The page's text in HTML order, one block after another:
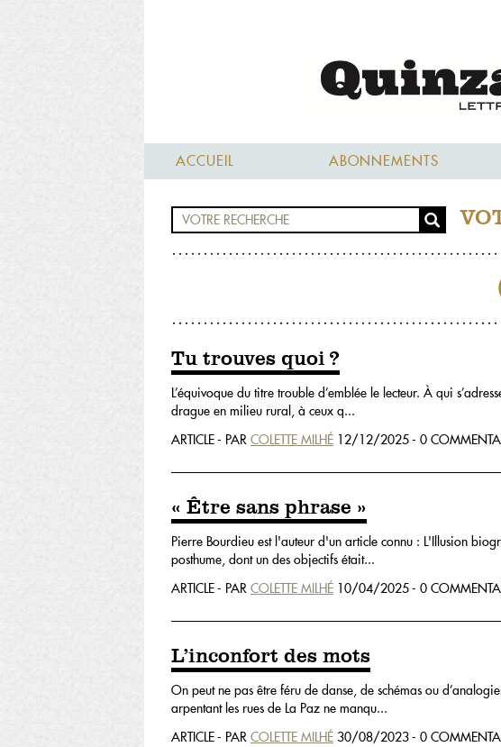
ACCUEIL ABONNEMENTS
Tu trouves quoi ?
L’équivoque du titre trouble d’emblée le lecteur. À qui
drague en milieu rural, à ceux q...
ARTICLE - PAR COLETTE MILHÉ 12/12/2025 - 0
« Être sans phrase »
Pierre Bourdieu est l'auteur d'un article connu : L'Illusion
posthume, dont un des objectifs était...
ARTICLE - PAR COLETTE MILHÉ 10/04/2025 - 0
L’inconfort des mots
On peut ne pas être féru de danse, de schémas ou
arpentant les rues de La Paz ne manqu...
ARTICLE - PAR COLETTE MILHÉ 30/08/2023 - 0